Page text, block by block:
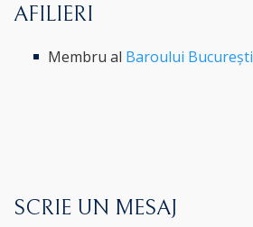
AFILIERI
Membru al Baroului București
SCRIE UN MESAJ